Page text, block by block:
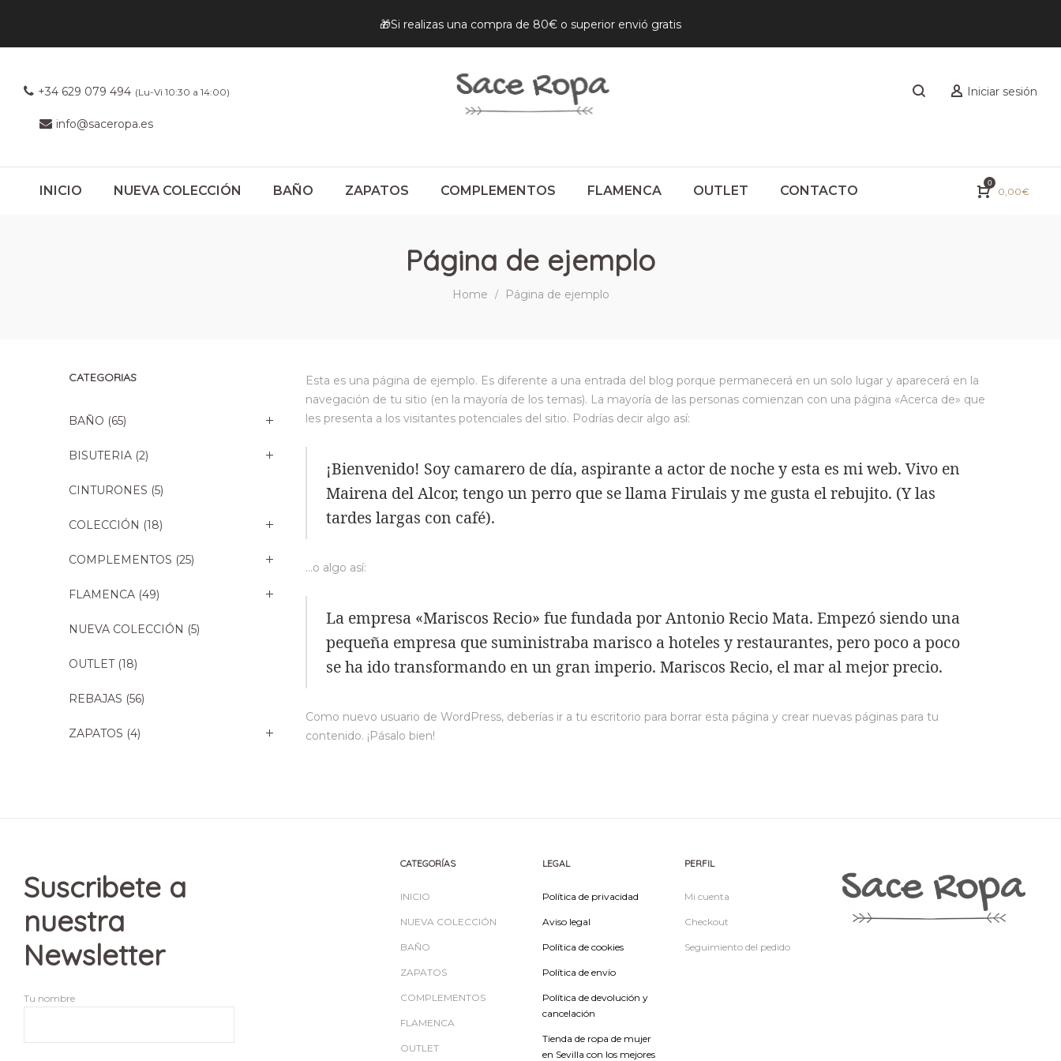
🎁Si realizas una compra de 80€ o superior envió gratis
+34 629 079 494 (Lu-Vi 10:30 a 14:00)
info@saceropa.es
Iniciar sesión
INICIO NUEVA COLECCIÓN BAÑO ZAPATOS COMPLEMENTOS FLAMENCA OUTLET CONTACTO
0
0,00€
Página de ejemplo
Home / Página de ejemplo
Esta es una página de ejemplo. Es diferente a una entrada del blog porque permanecerá en un solo lugar y aparecerá en la
navegación de tu sitio (en la mayoría de los temas). La mayoría de las personas comienzan con una página «Acerca de» que
les presenta a los visitantes potenciales del sitio. Podrías decir algo así:
¡Bienvenido! Soy camarero de día, aspirante a actor de noche y esta es mi web. Vivo en
Mairena del Alcor, tengo un perro que se llama Firulais y me gusta el rebujito. (Y las
tardes largas con café).
…o algo así:
La empresa «Mariscos Recio» fue fundada por Antonio Recio Mata. Empezó siendo una
pequeña empresa que suministraba marisco a hoteles y restaurantes, pero poco a poco
se ha ido transformando en un gran imperio. Mariscos Recio, el mar al mejor precio.
Como nuevo usuario de WordPress, deberías ir a tu escritorio para borrar esta página y crear nuevas páginas para tu
contenido. ¡Pásalo bien!
CATEGORIAS
BAÑO (65)
BISUTERIA (2)
CINTURONES (5)
COLECCIÓN (18)
COMPLEMENTOS (25)
FLAMENCA (49)
NUEVA COLECCIÓN (5)
OUTLET (18)
REBAJAS (56)
ZAPATOS (4)
Suscribete a
nuestra
Newsletter
Tu nombre
CATEGORÍAS
INICIO
NUEVA COLECCIÓN
BAÑO
ZAPATOS
COMPLEMENTOS
FLAMENCA
OUTLET
LEGAL
Política de privacidad
Aviso legal
Política de cookies
Política de envío
Política de devolución y
cancelación
Tienda de ropa de mujer
en Sevilla con los mejores
PERFIL
Mi cuenta
Checkout
Seguimiento del pedido